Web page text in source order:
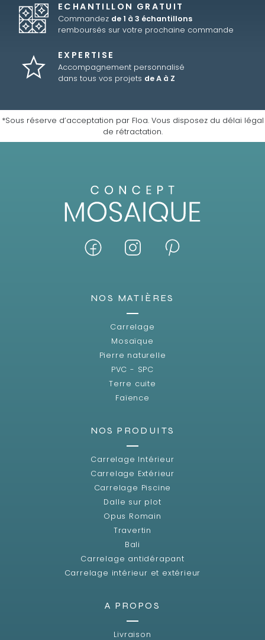
ECHANTILLON GRATUIT
Commandez de 1 à 3 échantillons
remboursés sur votre prochaine commande
EXPERTISE
Accompagnement personnalisé
dans tous vos projets de A à Z
*Sous réserve d’acceptation par Floa. Vous disposez du délai légal
de rétractation.
NOS MATIÈRES
Carrelage
Mosaïque
Pierre naturelle
PVC - SPC
Terre cuite
Faïence
NOS PRODUITS
Carrelage Intérieur
Carrelage Extérieur
Carrelage Piscine
Dalle sur plot
Opus Romain
Travertin
Bali
Carrelage antidérapant
Carrelage intérieur et extérieur
A PROPOS
Livraison